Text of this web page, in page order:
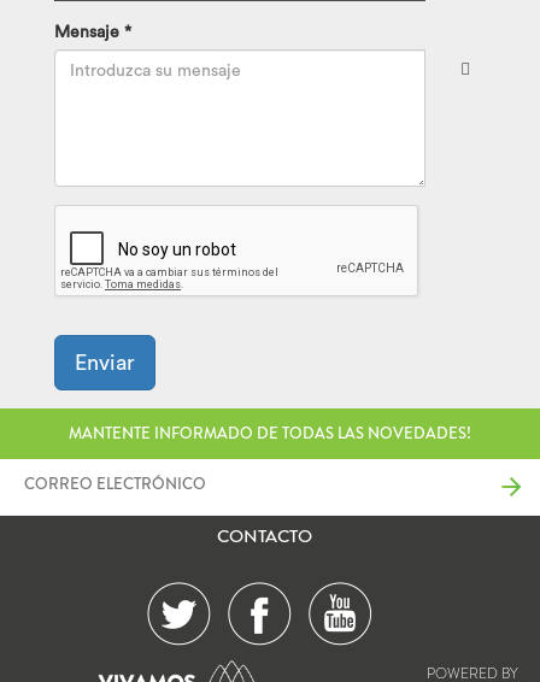
Mensaje *
Enviar
MANTENTE INFORMADO DE TODAS LAS NOVEDADES!
CONTACTO
POWERED BY